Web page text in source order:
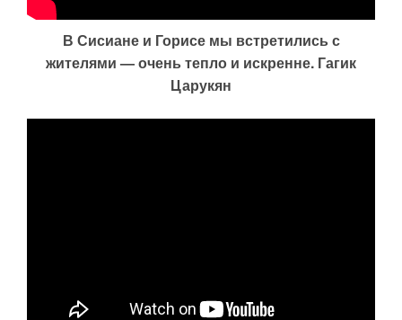
В Сисиане и Горисе мы встретились с
жителями — очень тепло и искренне. Гагик
Царукян